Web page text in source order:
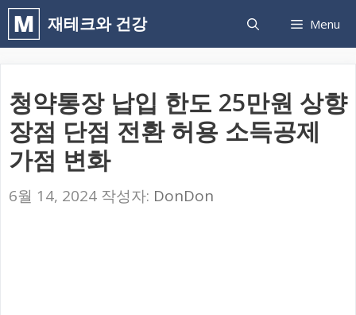
컨
텐
로
건
너
뛰
기
재테크와 건강 Menu
청약통장 납입 한도 25만원 상향
장점 단점 전환 허용 소득공제
가점 변화
6월 14, 2024 작성자: DonDon